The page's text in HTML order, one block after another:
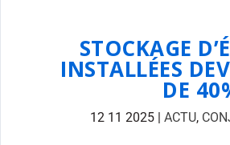
STOCKAGE
INSTALLÉES
DE
12 11 2025 | ACTU,